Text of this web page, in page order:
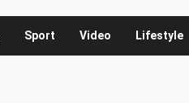
Sport Video Lifestyle